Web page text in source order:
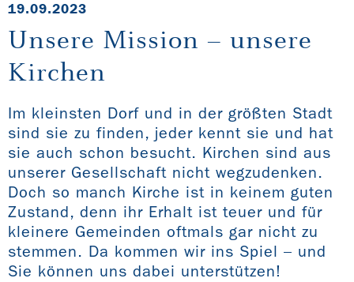
19.09.2023
Unsere Mission – unsere
Kirchen
Im kleinsten Dorf und in der größten Stadt
sind sie zu finden, jeder kennt sie und hat
sie auch schon besucht. Kirchen sind aus
unserer Gesellschaft nicht wegzudenken.
Doch so manch Kirche ist in keinem guten
Zustand, denn ihr Erhalt ist teuer und für
kleinere Gemeinden oftmals gar nicht zu
stemmen. Da kommen wir ins Spiel – und
Sie können uns dabei unterstützen!